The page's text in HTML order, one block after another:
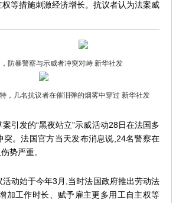
等措施刺激经济增长。抗议者认为法案威
防暴警察与示威者冲突对峙 新华社发
，几名抗议者在催泪弹的烟雾中穿过 新华社发
发的“黑夜站立”示威活动28日在法国多
突。法国官方当天发布消息说,24名警察在
势严重。
始于今年3月,当时法国政府推出劳动法
加工作时长、赋予雇主更多用工自主权等